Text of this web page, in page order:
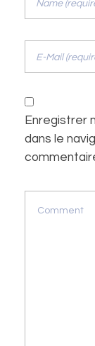
Enregistrer
dans le